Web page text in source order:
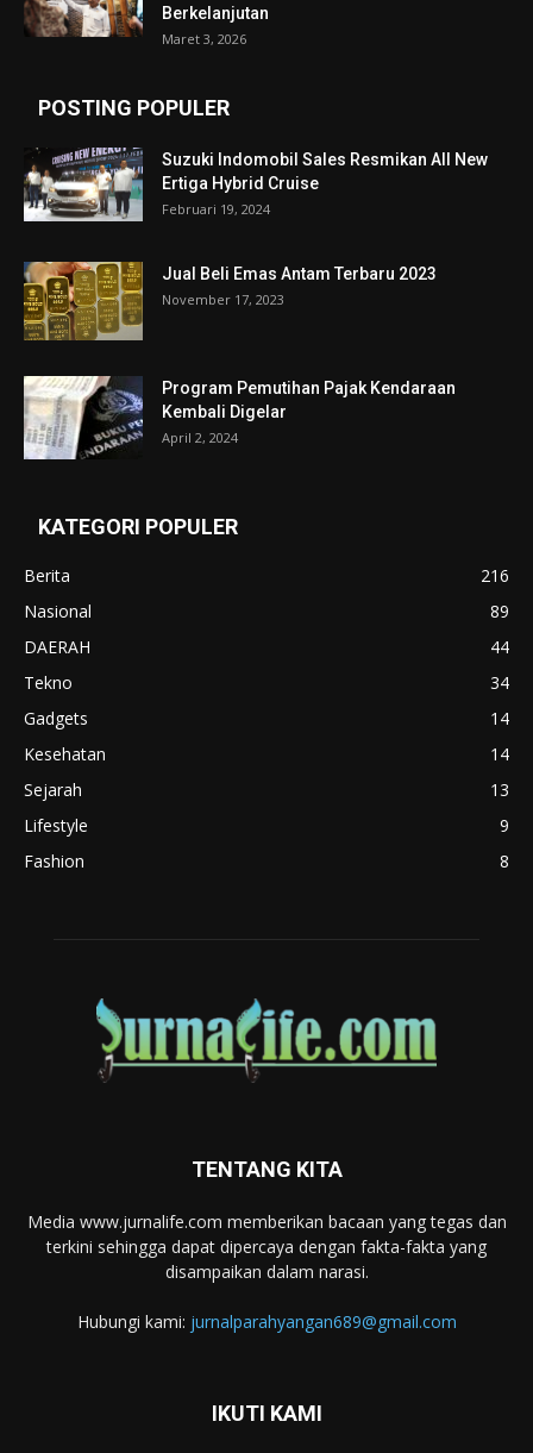
Berkelanjutan
Maret 3, 2026
POSTING POPULER
Suzuki Indomobil Sales Resmikan All New
Ertiga Hybrid Cruise
Februari 19, 2024
Jual Beli Emas Antam Terbaru 2023
November 17, 2023
Program Pemutihan Pajak Kendaraan
Kembali Digelar
April 2, 2024
KATEGORI POPULER
Berita
216
Nasional
89
DAERAH
44
Tekno
34
Gadgets
14
Kesehatan
14
Sejarah
13
Lifestyle
9
Fashion
8
TENTANG KITA
Media www.jurnalife.com memberikan bacaan yang tegas dan
terkini sehingga dapat dipercaya dengan fakta-fakta yang
disampaikan dalam narasi.
Hubungi kami: jurnalparahyangan689@gmail.com
IKUTI KAMI